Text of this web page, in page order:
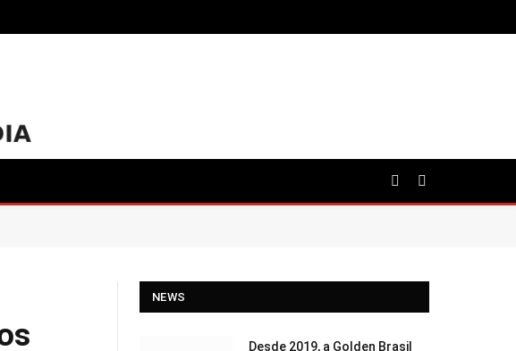
NEWS
Desde 2019, a Golden Brasil